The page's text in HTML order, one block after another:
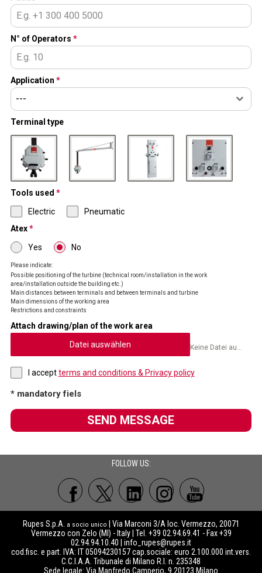
N° of Operators *
Application *
---
Terminal type
Vertical Drop Swing Arm Wall mounted Flush mounted
Tools used *
Electric
Pneumatic
Atex*
Yes
No
Please indicate:
Possible positioning of the turbine (technical room/installation in the work
area/installation outside the building etc.)
Main distances between terminals and between terminals and turbine
Main dimensions of the working area
Restrictions and constraints
Attach drawing/plan of the work area
Datei auswählen
I acceptterms and conditions & Privacy policy
* mandatory fiels
SEND MESSAGE
FOLLOW US:
Rupes S.p.A. a socio unico
| Via Marconi 3/A loc. Vermezzo, 20071
Vermezzo con Zelo (MI) - Italy | Tel. +39 02.94.69.41 - Fax +39
02.94.94.10.40 | info_rupes@rupes.it
cod.fisc. e part. IVA: IT 05094230157 cap.sociale: euro 2.100.000 int.vers.
C.C.I.A.A. Tribunale di Milano R.I. n. 235348
Sede legale: Via Manfredo Camperio, 9 20123 Milano